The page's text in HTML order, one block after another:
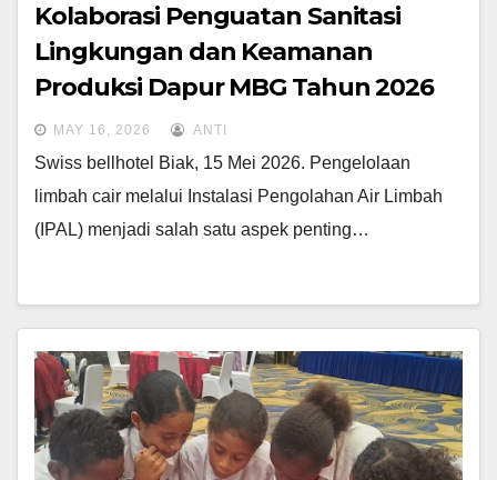
Kolaborasi Penguatan Sanitasi
Lingkungan dan Keamanan
Produksi Dapur MBG Tahun 2026
MAY 16, 2026 ANTI
Swiss bellhotel Biak, 15 Mei 2026. Pengelolaan
limbah cair melalui Instalasi Pengolahan Air Limbah
(IPAL) menjadi salah satu aspek penting…